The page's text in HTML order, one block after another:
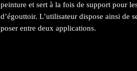
peinture et sert à la fois de support pour
d’égouttoir. L’utilisateur dispose ainsi de
poser entre deux applications.